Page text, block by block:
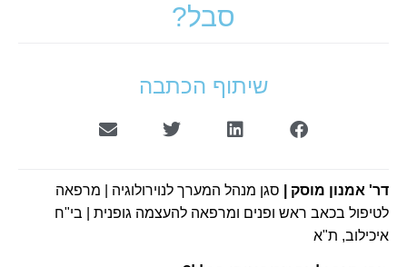
סבל?
שיתוף הכתבה
דר' אמנון מוסק
סגן מנהל המערך לנוירולוגיה | מרפאה
לטיפול בכאב ראש ופנים ומרפאה להעצמה גופנית | בי"ח
איכילוב, ת"א